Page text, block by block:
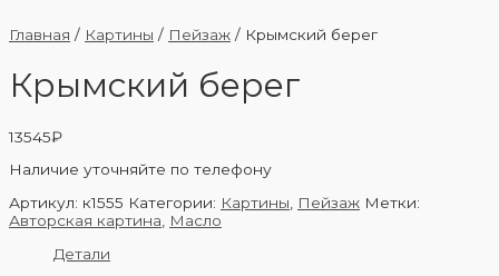
Главная / Картины / Пейзаж / Крымский берег
Крымский берег
13545₽
Наличие уточняйте по телефону
Артикул: к1555 Категории: Картины Пейзаж Метки:
Авторская картина
Масло
Детали